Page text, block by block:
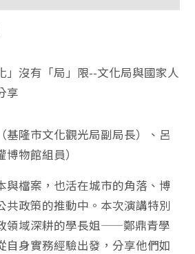
」沒有「局」限--文化局與國家人
享
基隆市文化觀光局副局長）、呂
物館組員）
與檔案，也活在城市的角落、博
共政策的推動中。本次演講特別
領域深耕的學長姐——鄭鼎青學
自身實務經驗出發，分享他們如